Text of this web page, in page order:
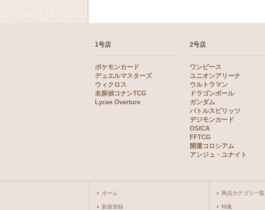
1号店
ポケモンカード
デュエルマスターズ
ウィクロス
名探偵コナンTCG
Lycee Overture
2号店
ワンピース
ユニオンアリーナ
ウルトラマン
ドラゴンボール
ガンダム
バトルスピリッツ
デジモンカード
OSICA
FFTCG
開運コロシアム
アンジュ・ユナイト
ホーム
新規登録
商品カテゴリ一覧
特集